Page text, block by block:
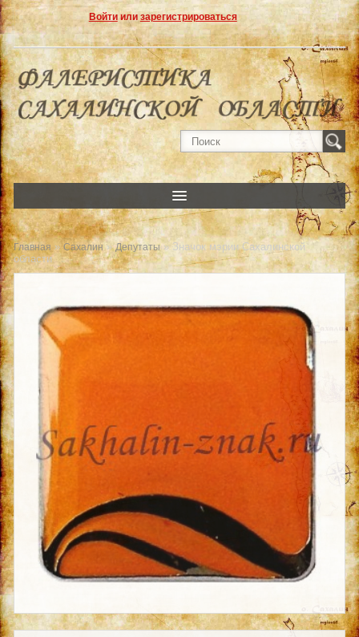
Войтиили зарегистрироваться
Главная » Сахалин»Депутаты» Значок мэрии Сахалинской
области